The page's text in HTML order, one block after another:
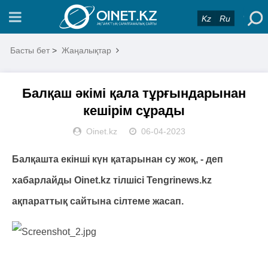
Kz Ru
Басты бет > Жаңалықтар
Балқаш әкімі қала тұрғындарынан
кешірім сұрады
Oinet.kz 06-04-2023
Балқашта екінші күн қатарынан су жоқ, - деп
хабарлайды Oinet.kz тілшісі Tengrinews.kz
ақпараттық сайтына сілтеме жасап.